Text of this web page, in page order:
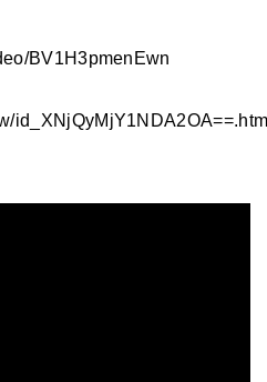
BV1H3pmenEwn